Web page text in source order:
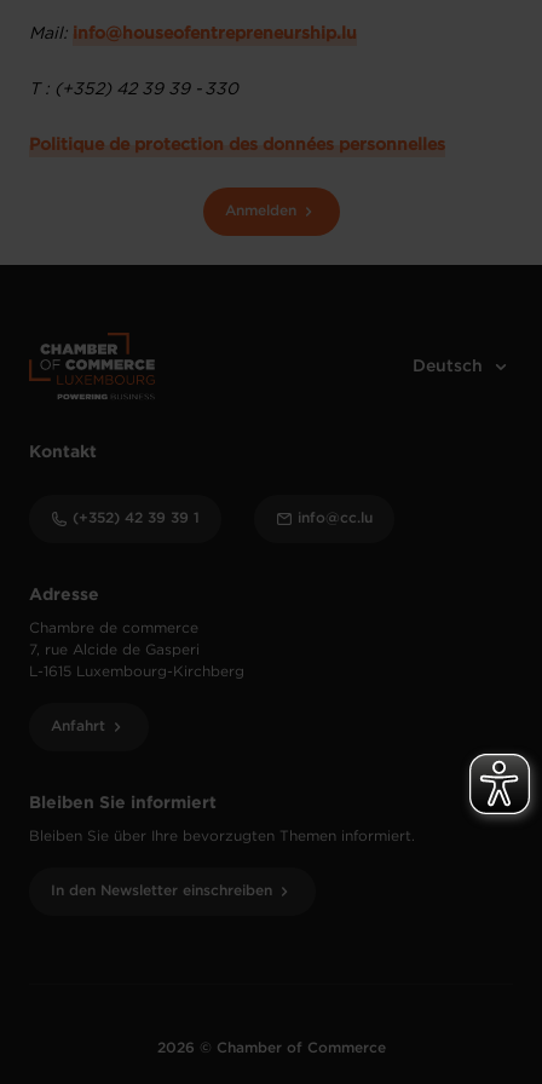
Mail: info@houseofentrepreneurship.lu
T : (+352) 42 39 39 - 330
Politique de protection des données personnelles
Anmelden
Bleiben Sie informiert
Bleiben Sie über Ihre bevorzugten Themen informiert.
In den Newsletter einschreiben
Adresse
Chambre de commerce
7, rue Alcide de Gasperi
L-1615 Luxembourg-Kirchberg
Anfahrt
Kontakt
(+352) 42 39 39 1 info@cc.lu
2026 © Chamber of Commerce